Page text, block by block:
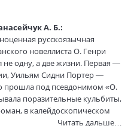
А. Б.:
русскоязычная
новеллиста О. Генри
одну, а две жизни. Первая —
Уильям Сидни Портер —
прошла под псевдонимом «О.
поразительные кульбиты,
в калейдоскопическом
и страны, геройЧитать дальше…